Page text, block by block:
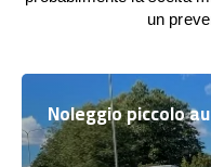
un
Noleggio piccolo